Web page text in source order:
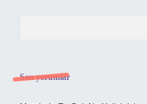
Son yorumlar